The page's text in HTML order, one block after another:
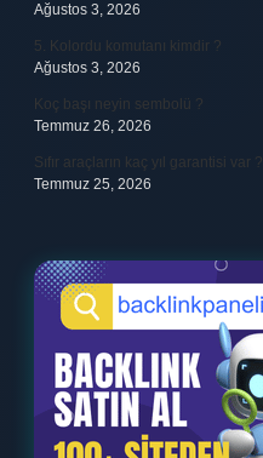
Ağustos 3, 2026
5. Kolordu komutanı kimdir ?
Ağustos 3, 2026
Koç başı neyin sembolü ?
Temmuz 26, 2026
Sıfır araçların kaç yıl garantisi var ?
Temmuz 25, 2026